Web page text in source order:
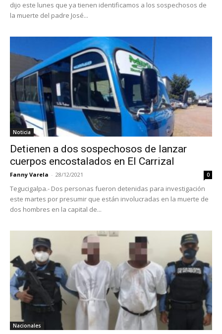
dijo este lunes que ya tienen identificamos a los sospechosos de
la muerte del padre José...
Noticia
Detienen a dos sospechosos de lanzar
cuerpos encostalados en El Carrizal
Fanny Varela - 28/12/2021 0
Tegucigalpa.- Dos personas fueron detenidas para investigación
este martes por presumir que están involucradas en la muerte de
dos hombres en la capital de...
Nacionales